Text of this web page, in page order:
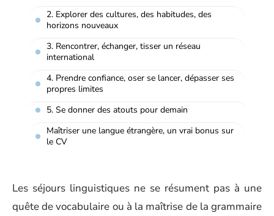
2. Explorer des cultures, des habitudes, des
horizons nouveaux
3. Rencontrer, échanger, tisser un réseau
international
4. Prendre confiance, oser se lancer, dépasser ses
propres limites
5. Se donner des atouts pour demain
Maîtriser une langue étrangère, un vrai bonus sur
le CV
Les séjours linguistiques ne se résument pas à une
quête de vocabulaire ou à la maîtrise de la grammaire